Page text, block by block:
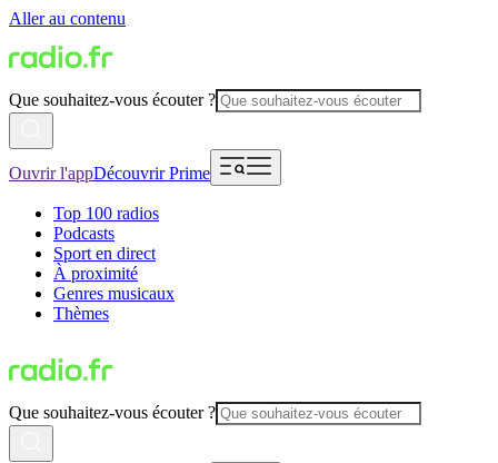
Aller au contenu
Que souhaitez-vous écouter ?
Ouvrir l'appDécouvrir Prime
Top 100 radios
Podcasts
Sport en direct
À proximité
Genres musicaux
Thèmes
Que souhaitez-vous écouter ?